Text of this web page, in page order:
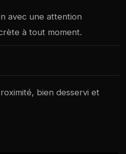
avec une attention
à tout moment.
bien desservi et